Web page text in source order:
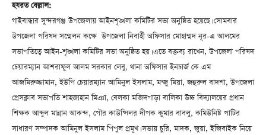
হযরত বেল্লাল:
গাইবান্ধার সুন্দরগঞ্জ উপজেলায় আইনশৃঙ্খলা কমিটির সভা অনুষ্ঠিত হয়েছে। সোমবার
উপজেলা পরিষদ সম্মেলন কক্ষে উপজেলা নিবার্হী অফিসার মোহাম্মদ নূর-এ আলমের
সভাপতিত্বে আইন-শৃঙ্খলা কমিটির সভা অনুষ্ঠিত হয়। এতে বক্তব্য রাখেন, উপজেলা পরিষদ
চেয়ারম্যান আশরাফুল আলম সরকার লেবু, থানা অফিসার ইনচার্জ কে এম
আজমিরুজ্জামান, ইউপি চেয়ারম্যান আমিনুল ইসলাম, মন্জু মিয়া, জহুরুল বাদশা, উপজেলা
প্রেসক্লাব সভাপতি শাহজাহান মিঞা, বেলকা মজিদপাড়া বালিকা উচ্চ বিদ্যালয়ের প্রধান
শিক্ষক আব্দুল মান্নান আকন্দ, পৌর কাউন্সিলর দীপক কুমার বাবলু, কমিউনিষ্ট পাটির
সাধারণ সম্পাদক আমিনুল ইসলাম পিপুল প্রমূখ। সভায় চুরি, মাদক, জুয়া, ইজিবাইক নিয়ে